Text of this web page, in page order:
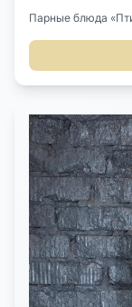
Парные блюда
мастера. Есть
см. Цена за пару.